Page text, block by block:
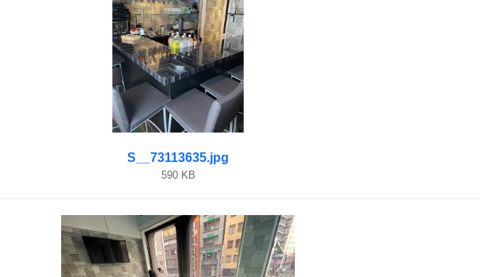
S__73113635.jpg
590 KB